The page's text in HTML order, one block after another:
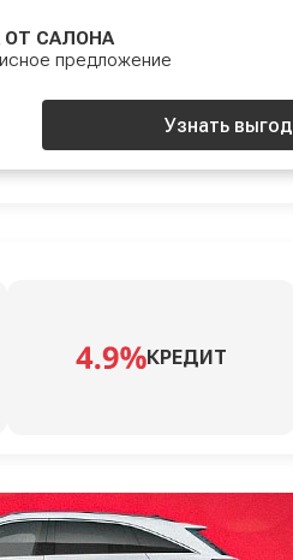
ОТ САЛОНА
предложение
Узнать
КРЕДИТ